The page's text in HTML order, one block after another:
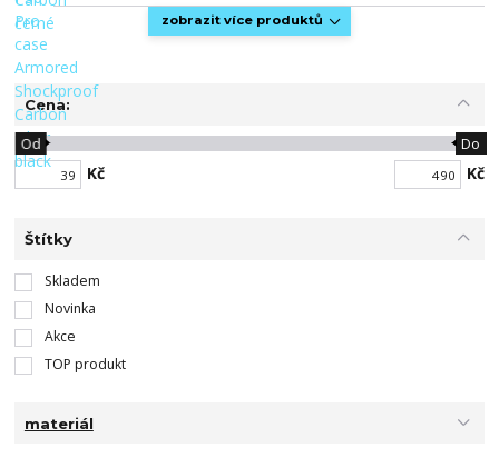
zobrazit více produktů
Cena:
Kč
Od Do
Kč
Štítky
Skladem
Novinka
Akce
TOP produkt
materiál